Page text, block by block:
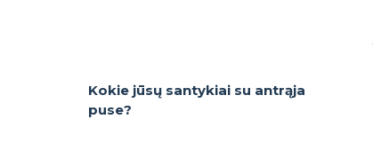
Kokie jūsų santykiai su antrąja
puse?